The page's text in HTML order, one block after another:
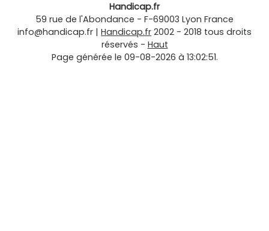
Handicap.fr
59 rue de l'Abondance - F-69003 Lyon France
info@handicap.fr | Handicap.fr 2002 - 2018 tous droits
réservés - Haut
Page générée le 09-08-2026 à 13:02:51.